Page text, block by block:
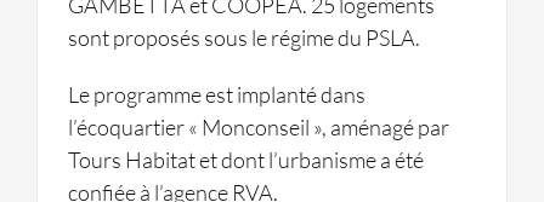
sont proposés sous le régime du PSLA.
Le programme est implanté dans
l’écoquartier « Monconseil », aménagé par
Tours Habitat et dont l’urbanisme a été
confiée à l’agence RVA.